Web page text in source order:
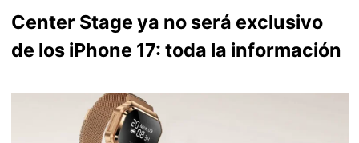
Center Stage ya no será exclusivo
de los iPhone 17: toda la información